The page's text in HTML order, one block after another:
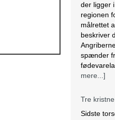
der ligger
regionen
målrettet
beskriver
spænder
mere...]
Tre
Sidste